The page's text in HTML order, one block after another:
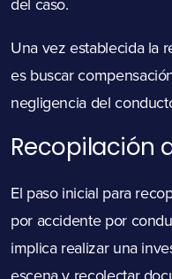
Una vez establecida la
es buscar
negligencia del
Recopilación
El paso inicial para
por accidente por
implica realizar una